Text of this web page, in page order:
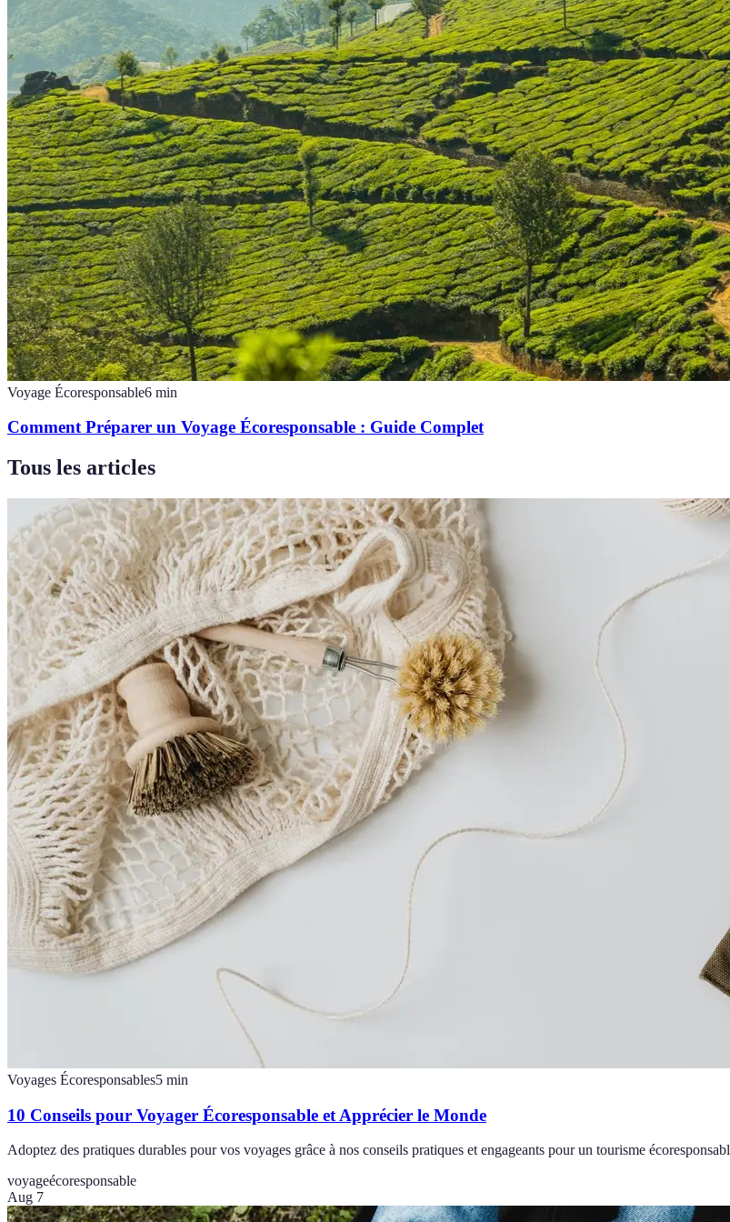
Voyage Écoresponsable6 min
Comment Préparer un Voyage Écoresponsable : Guide Complet
Tous les articles
Voyages Écoresponsables5 min
10 Conseils pour Voyager Écoresponsable et Apprécier le Monde
Adoptez des pratiques durables pour vos voyages grâce à nos conseils pratiques et engageants pour un tourisme
voyageécoresponsable
Aug 7